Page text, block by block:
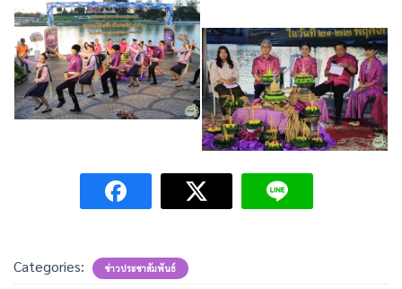
Categories: ข่าวประชาสัมพันธ์